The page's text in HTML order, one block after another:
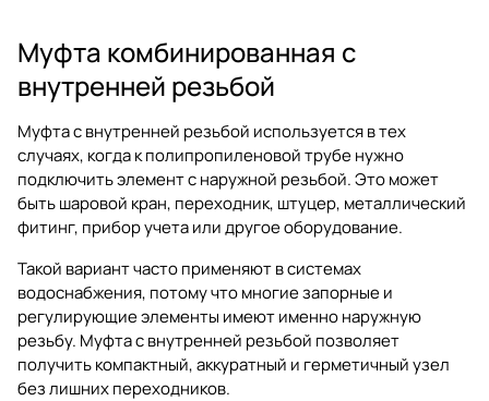
Муфта комбинированная с
внутренней резьбой
Муфта с внутренней резьбой используется в тех
случаях, когда к полипропиленовой трубе нужно
подключить элемент с наружной резьбой. Это может
быть шаровой кран, переходник, штуцер, металлический
фитинг, прибор учета или другое оборудование.
Такой вариант часто применяют в системах
водоснабжения, потому что многие запорные и
регулирующие элементы имеют именно наружную
резьбу. Муфта с внутренней резьбой позволяет
получить компактный, аккуратный и герметичный узел
без лишних переходников.